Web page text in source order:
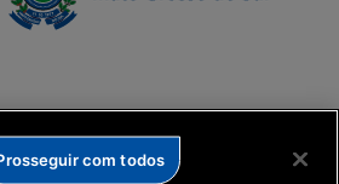
com todos